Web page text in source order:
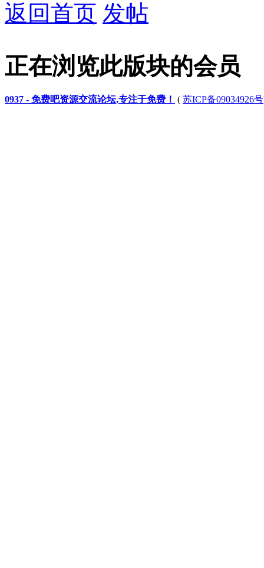
返回首页 发帖
正在浏览此版块的会员
0937 - 免费吧资源交流论坛,专注于免费！ ( 苏ICP备09034926号